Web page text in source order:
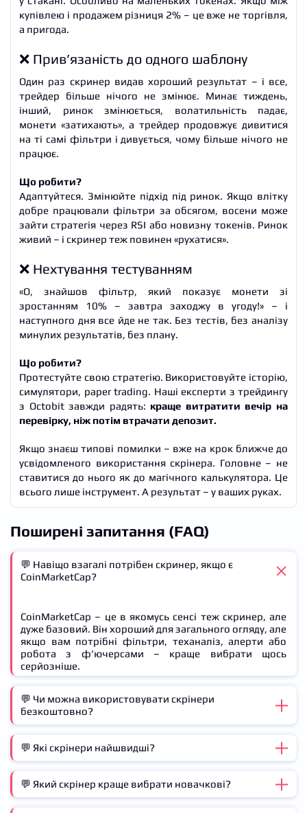
купівлею і продажем різниця 2% – це вже не торгівля,
а пригода.
❌ Прив’язаність до одного шаблону
Один раз скринер видав хороший результат – і все,
трейдер більше нічого не змінює. Минає тиждень,
інший, ринок змінюється, волатильність падає,
монети «затихають», а трейдер продовжує дивитися
на ті самі фільтри і дивується, чому більше нічого не
працює.
Що робити?
Адаптуйтеся. Змінюйте підхід під ринок. Якщо влітку
добре працювали фільтри за обсягом, восени може
зайти стратегія через RSI або новизну токенів. Ринок
живий – і скринер теж повинен «рухатися».
❌ Нехтування тестуванням
«О, знайшов фільтр, який показує монети зі
зростанням 10% – завтра заходжу в угоду!» – і
наступного дня все йде не так. Без тестів, без аналізу
минулих результатів, без плану.
Що робити?
Протестуйте свою стратегію. Використовуйте історію,
симулятори, paper trading. Наші експерти з трейдингу
з Octobit завжди радять: краще витратити вечір на
перевірку, ніж потім втрачати депозит.
Якщо знаєш типові помилки – вже на крок ближче до
усвідомленого використання скрінера. Головне – не
ставитися до нього як до магічного калькулятора. Це
всього лише інструмент. А результат – у ваших руках.
Поширені запитання (FAQ)
💬 Навіщо взагалі потрібен скринер, якщо є
CoinMarketCap?
CoinMarketCap – це в якомусь сенсі теж скринер, але
дуже базовий. Він хороший для загального огляду, але
якщо вам потрібні фільтри, теханаліз, алерти або
робота з ф’ючерсами – краще вибрати щось
серйозніше.
💬 Чи можна використовувати скрінери
безкоштовно?
Так! Багато скрінери, на кшталт CoinGecko,
CoinMarketCap, Stakan.io або навіть TradingView у
базовій версії – безкоштовні. Звичайно, у платних
тарифів більше функцій, але на старті цього може і
не знадобитися.
💬 Які скрінери найшвидші?
Якщо мова про реакцію на рух ціни і стакан –
спробуйтеScalp.liveабоStakan.io. У них хороша
💬 Який скрінер краще вибрати новачкові?